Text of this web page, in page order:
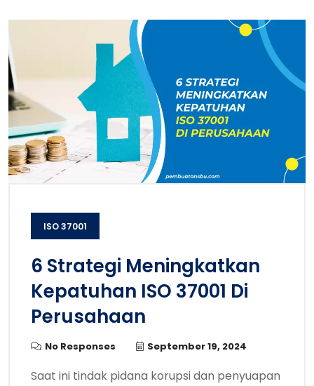
ISO 37001
6 Strategi Meningkatkan
Kepatuhan ISO 37001 Di
Perusahaan
No Responses September 19, 2024
Saat ini tindak pidana korupsi dan penyuapan